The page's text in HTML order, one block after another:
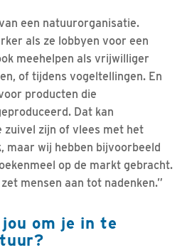
een natuurorganisatie.
als ze lobbyen voor een
meehelpen als vrijwilliger
of tijdens vogeltellingen. En
producten die
Dat kan
zijn of vlees met het
maar wij hebben bijvoorbeeld
op de markt gebracht.
mensen aan tot nadenken.”
om je in te